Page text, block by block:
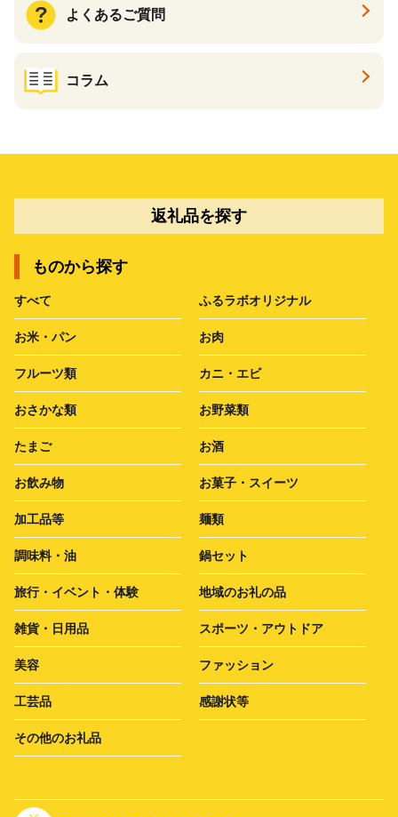
よくあるご質問
コラム
返礼品を探す
ものから探す
すべて ふるラボオリジナル
お米・パン お肉
フルーツ類 カニ・エビ
おさかな類 お野菜類
たまご お酒
お飲み物 お菓子・スイーツ
加工品等 麺類
調味料・油 鍋セット
旅行・イベント・体験 地域のお礼の品
雑貨・日用品 スポーツ・アウトドア
美容 ファッション
工芸品 感謝状等
その他のお礼品